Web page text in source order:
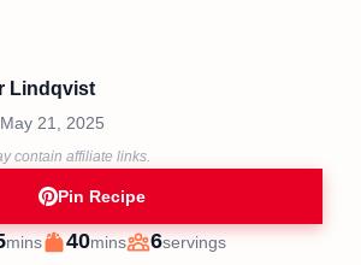
Lindqvist
May 21, 2025
contain affiliate links.
Pin Recipe
minutes
mins
Cook
40minutes
mins
Servings
6servings